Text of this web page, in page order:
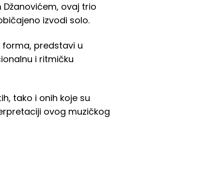
ovaj trio
izvodi solo.
forma, predstavi u
i ritmičku
tako i onih koje su
ovog muzičkog